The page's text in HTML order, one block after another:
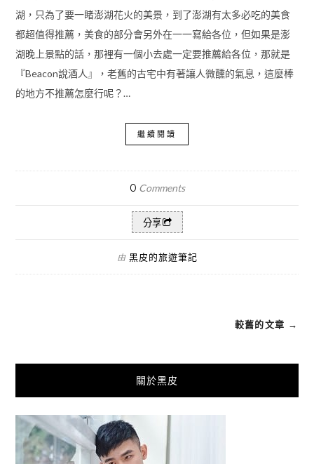
湖，只為了要一睹澎湖花火的美景，到了澎湖有太多必吃的美食
都超值得推薦，美食的部分會另外在一一寫給各位，但如果是澎
湖晚上景點的話，那裡有一個小去處一定要推薦給各位，那就是
『Beacon說酒人』，老舊的古宅中有著讓人微醺的氣息，這麼棒
的地方不推薦怎麼行呢？…
繼續閱讀
0 Comments
分享
由 黑皮的旅遊筆記
較舊的文章 →
關於黑皮